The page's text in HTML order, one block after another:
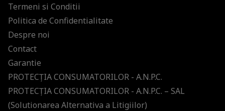
Termeni si Conditii
Politica de Confidentialitate
Despre noi
Contact
Garantie
PROTECŢIA CONSUMATORILOR - A.N.P.C.
PROTECŢIA CONSUMATORILOR - A.N.P.C. – SAL
(Solutionarea Alternativa a Litigiilor)